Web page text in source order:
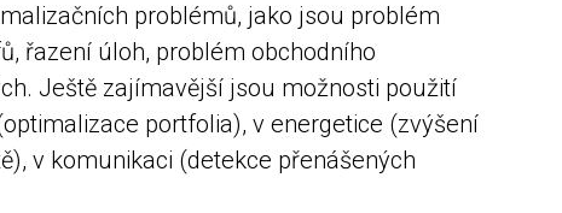
problémů, jako jsou problém
řazení úloh, problém obchodního
Ještě zajímavější jsou možnosti použití
portfolia), v energetice (zvýšení
v komunikaci (detekce přenášených